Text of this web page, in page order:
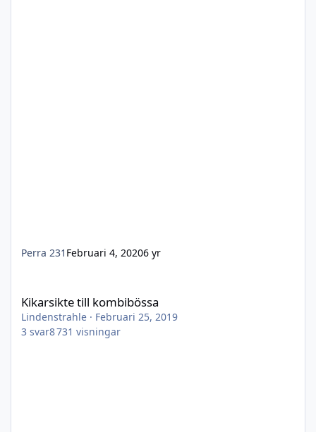
Perra 231 Februari 4, 20206 yr
Kikarsikte till kombibössa
Lindenstrahle · Februari 25, 2019
3 svar8 731 visningar